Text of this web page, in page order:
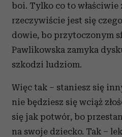
boi. Tylko co to właściwie
rzeczywiście jest się
dowie, bo przytoczonym
Pawlikowska zamyka
szkodzi ludziom.
Więc tak – staniesz się
nie będziesz się wciąż
się jak potwór, bo
na swoje dziecko. Tak –